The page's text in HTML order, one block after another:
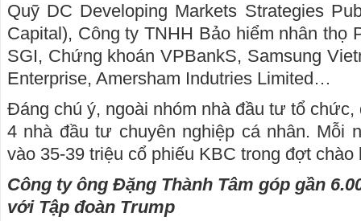
Quỹ DC Developing Markets Strategies
Capital), Công ty TNHH Bảo hiểm nhân thọ
SGI, Chứng khoán VPBankS, Samsung
Enterprise, Amersham Indutries Limited…
Đáng chú ý, ngoài nhóm nhà đầu tư tổ chức,
4 nhà đầu tư chuyên nghiệp cá nhân. Mỗi
vào 35-39 triệu cổ phiếu KBC trong đợt
Công ty ông Đặng Thành Tâm góp gần
với Tập đoàn Trump